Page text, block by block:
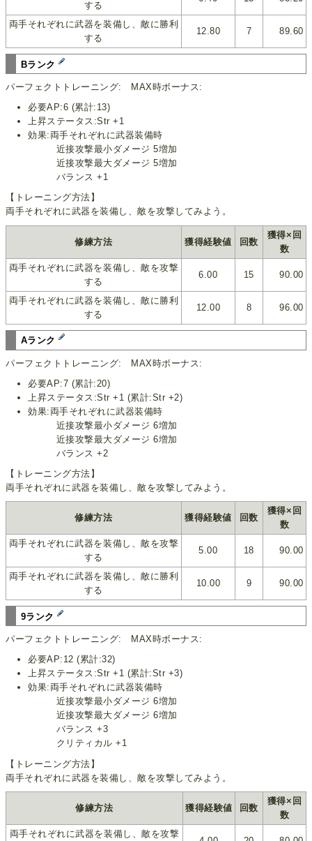
する
両手それぞれに武器を装備し、敵に勝利
する
12.80 7 89.60
Bランク
パーフェクトトレーニング: MAX時ボーナス:
必要AP:6 (累計:13)
上昇ステータス:Str +1
効果:両手それぞれに武器装備時
近接攻撃最小ダメージ 5増加
近接攻撃最大ダメージ 5増加
バランス +1
【トレーニング方法】
両手それぞれに武器を装備し、敵を攻撃してみよう。
修練方法 獲得経験値 回数
獲得×回
数
両手それぞれに武器を装備し、敵を攻撃
する
6.00 15 90.00
両手それぞれに武器を装備し、敵に勝利
する
12.00 8 96.00
Aランク
パーフェクトトレーニング: MAX時ボーナス:
必要AP:7 (累計:20)
上昇ステータス:Str +1 (累計:Str +2)
効果:両手それぞれに武器装備時
近接攻撃最小ダメージ 6増加
近接攻撃最大ダメージ 6増加
バランス +2
【トレーニング方法】
両手それぞれに武器を装備し、敵を攻撃してみよう。
修練方法 獲得経験値 回数
獲得×回
数
両手それぞれに武器を装備し、敵を攻撃
する
5.00 18 90.00
両手それぞれに武器を装備し、敵に勝利
する
10.00 9 90.00
9ランク
パーフェクトトレーニング: MAX時ボーナス:
必要AP:12 (累計:32)
上昇ステータス:Str +1 (累計:Str +3)
効果:両手それぞれに武器装備時
近接攻撃最小ダメージ 6増加
近接攻撃最大ダメージ 6増加
バランス +3
クリティカル +1
【トレーニング方法】
両手それぞれに武器を装備し、敵を攻撃してみよう。
修練方法 獲得経験値 回数
獲得×回
数
両手それぞれに武器を装備し、敵を攻撃